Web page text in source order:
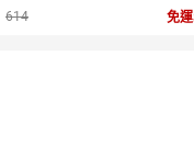
614 免運